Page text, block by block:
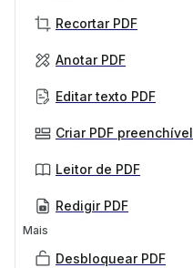
Recortar PDF
Anotar PDF
Editar texto PDF
Criar PDF preenchível
Leitor de PDF
Redigir PDF
Mais
Desbloquear PDF